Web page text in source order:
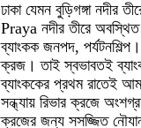
ঢাকা যেমন বুড়িগঙ্গা নদীর
Praya নদীর তীরে
ব্যাংকক জনপদ,
ক্রজ। তাই স্বভাবতই
ব্যাংককের প্রথম রাতেই
সন্ধ্যায় রিভার ক্রজে
ক্রজের জন্য সসজ্জিত